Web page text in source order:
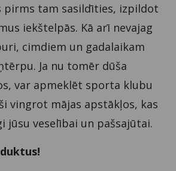
pirms tam sasildīties, izpildot
iekštelpās. Kā arī nevajag
cimdiem un gadalaikam
Ja nu tomēr dūša
var apmeklēt sporta klubu
vingrot mājas apstākļos, kas
jūsu veselībai un pašsajūtai.